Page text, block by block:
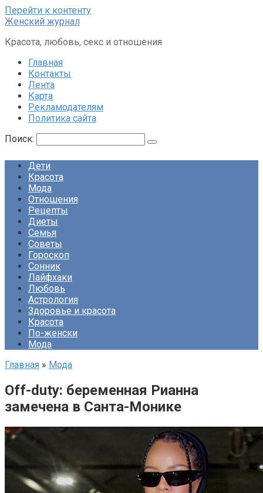
Перейти к контенту
Женский журнал
Красота, любовь, секс и отношения
Главная
Контакты
Лента
Карта
Рекламодателям
Политика сайта
Поиск:
Дети
Красота
Мода
Отношения
Рецепты
Диеты
Семья
Советы
Гороскоп
Сонник
Лайфхаки
Любовь
Астрология
Здоровье и красота
Красота
По-женски
Мода
Главная » Мода
Off-duty: беременная Рианна
замечена в Санта-Монике